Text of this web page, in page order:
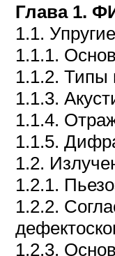
Глава 1.
1.1.
1.1.1.
1.1.2. Типы
1.1.3.
1.1.4.
1.1.5.
1.2.
1.2.1.
1.2.2.
1.2.3.